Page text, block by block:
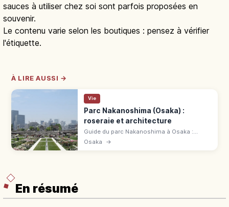
sauces à utiliser chez soi sont parfois proposées en
souvenir.
Le contenu varie selon les boutiques : pensez à vérifier
l'étiquette.
À LIRE AUSSI →
Vie
Parc Nakanoshima (Osaka) :
roseraie et architecture
Guide du parc Nakanoshima à Osaka :
roseraie, bâtiments historiques, quais entre
Osaka →
En résumé